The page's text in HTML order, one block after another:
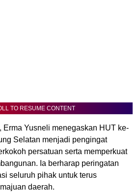
TO RESUME CONTENT
Erma Yusneli menegaskan HUT ke-
Selatan menjadi pengingat
persatuan serta memperkuat
Ia berharap peringatan
seluruh pihak untuk terus
daerah.